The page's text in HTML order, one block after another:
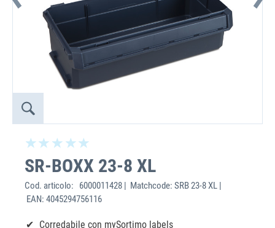
SR-BOXX 23-8 XL
Cod. articolo:
6000011428 | Matchcode: SRB 23-8 XL |
EAN: 4045294756116
‌Corredabile con mySortimo labels